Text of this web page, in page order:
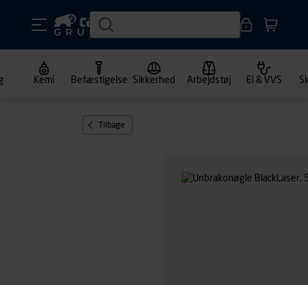
Kemi Befæstigelse Sikkerhed Arbejdstøj El & VVS
Tilbage